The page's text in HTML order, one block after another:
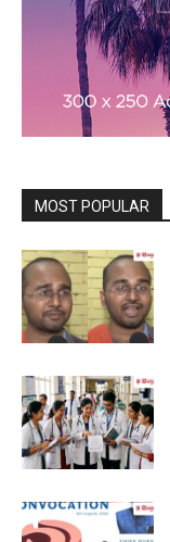
MOST POPULAR